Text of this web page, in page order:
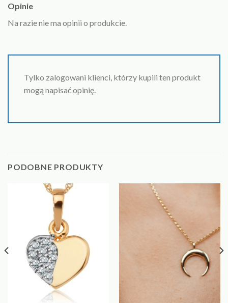
Opinie
Na razie nie ma opinii o produkcie.
Tylko zalogowani klienci, którzy kupili ten produkt
mogą napisać opinię.
PODOBNE PRODUKTY